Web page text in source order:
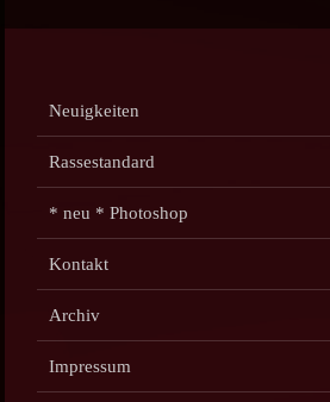
Neuigkeiten
Rassestandard
* neu * Photoshop
Kontakt
Archiv
Impressum